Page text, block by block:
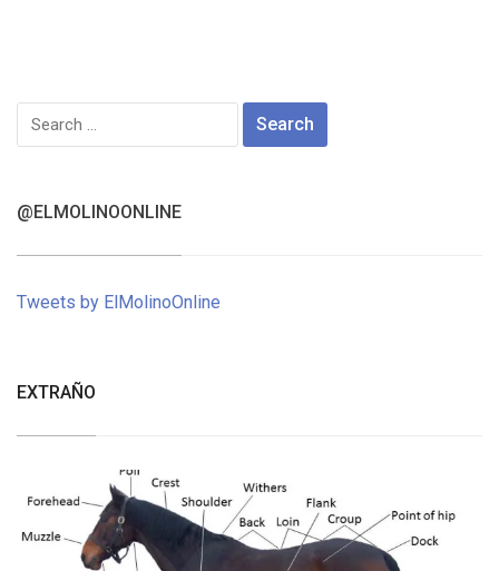
Search
@ELMOLINOONLINE
Tweets by ElMolinoOnline
EXTRAÑO